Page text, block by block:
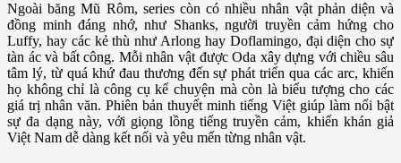
Ngoài băng Mũ Rôm, series còn có nhiều nhân vật phản diện và
đồng minh đáng nhớ, như Shanks, người truyền cảm hứng cho
Luffy, hay các kẻ thù như Arlong hay Doflamingo, đại diện cho sự
tàn ác và bất công. Mỗi nhân vật được Oda xây dựng với chiều sâu
tâm lý, từ quá khứ đau thương đến sự phát triển qua các arc, khiến
họ không chỉ là công cụ kể chuyện mà còn là biểu tượng cho các
giá trị nhân văn. Phiên bản thuyết minh tiếng Việt giúp làm nổi bật
sự đa dạng này, với giọng lồng tiếng truyền cảm, khiến khán giả
Việt Nam dễ dàng kết nối và yêu mến từng nhân vật.